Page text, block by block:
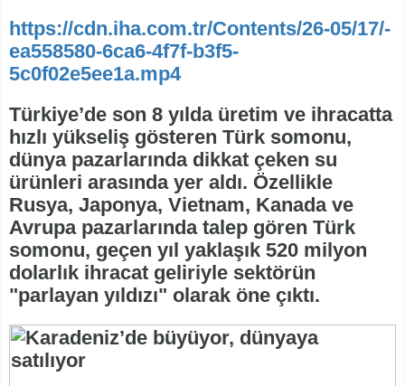
https://cdn.iha.com.tr/Contents/26-05/17/-
ea558580-6ca6-4f7f-b3f5-
5c0f02e5ee1a.mp4
Türkiye’de son 8 yılda üretim ve ihracatta
hızlı yükseliş gösteren Türk somonu,
dünya pazarlarında dikkat çeken su
ürünleri arasında yer aldı. Özellikle
Rusya, Japonya, Vietnam, Kanada ve
Avrupa pazarlarında talep gören Türk
somonu, geçen yıl yaklaşık 520 milyon
dolarlık ihracat geliriyle sektörün
"parlayan yıldızı" olarak öne çıktı.